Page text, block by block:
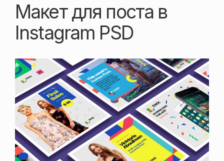
Макет для поста в
Instagram PSD